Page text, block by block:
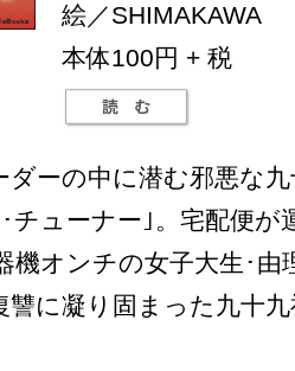
絵／SHIMAKAWA
本体100円 + 税
ダーの中に潜む邪悪な
チューナー｣。宅配便が
機オンチの女子大生･由
讐に凝り固まった九十